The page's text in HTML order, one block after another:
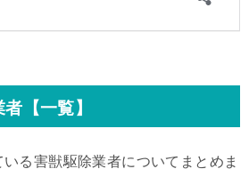
【一覧】
る害獣駆除業者についてまとめま